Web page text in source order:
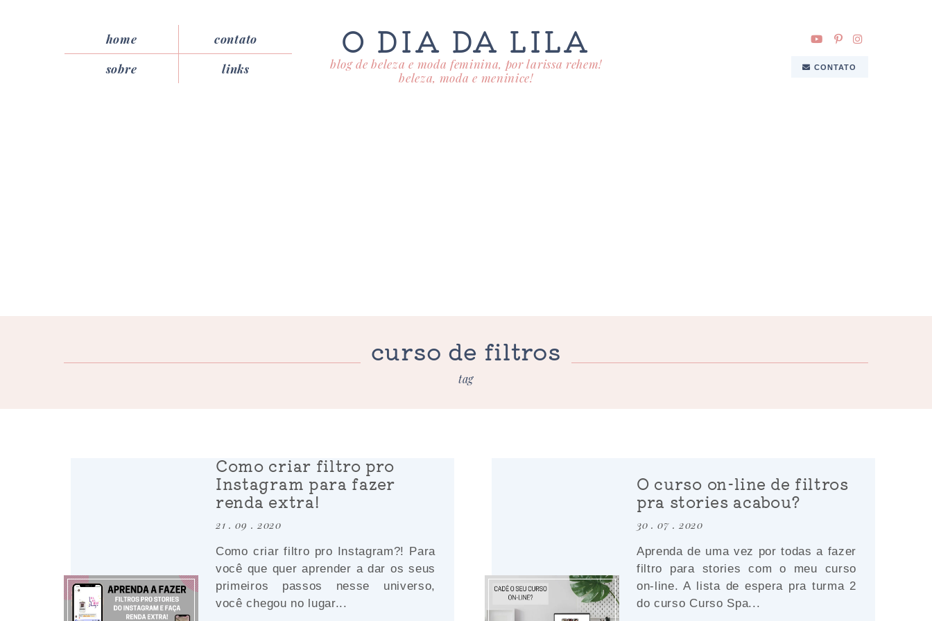
home
contato
sobre
links
O DIA DA LILA
blog de beleza e moda feminina, por larissa rehem!
beleza, moda e meninice!
CONTATO
curso de filtros
tag
Como criar filtro pro
Instagram para fazer
renda extra!
21 . 09 . 2020
Como criar filtro pro Instagram?! Para
você que quer aprender a dar os seus
primeiros passos nesse universo,
você chegou no lugar...
O curso on-line de filtros
pra stories acabou?
30 . 07 . 2020
Aprenda de uma vez por todas a fazer
filtro para stories com o meu curso
on-line. A lista de espera pra turma 2
do curso Curso Spa...